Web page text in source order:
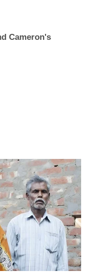
Cameron's